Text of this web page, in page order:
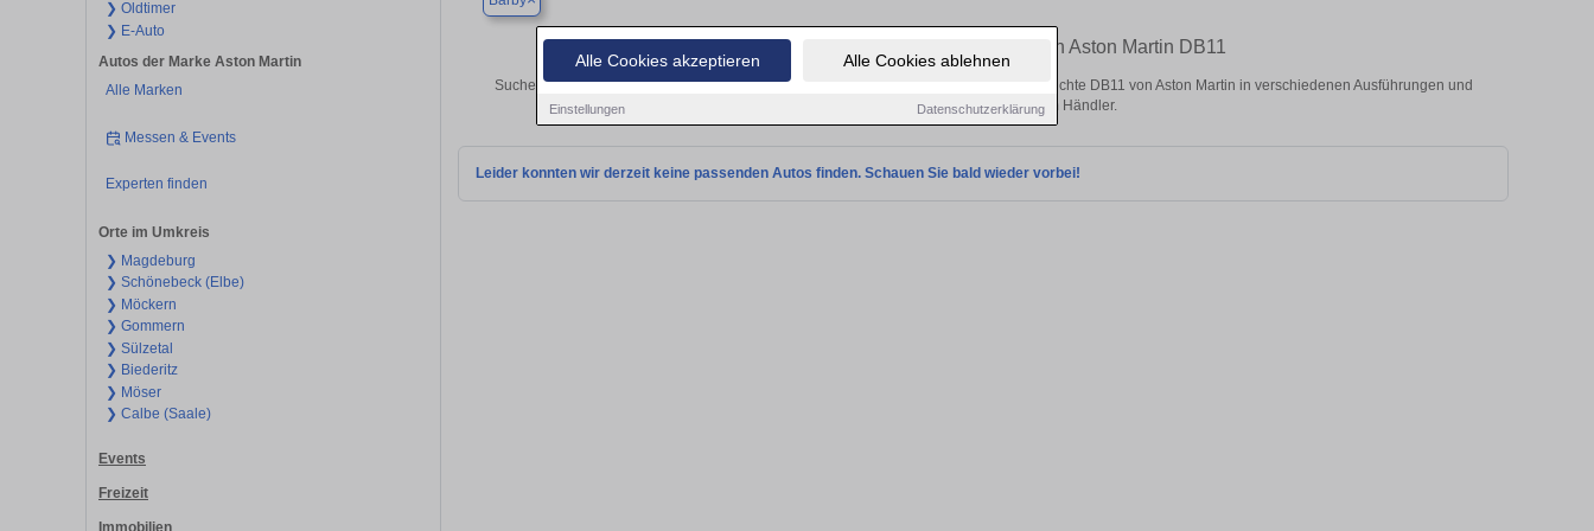
Alle Cookies akzeptieren Alle Cookies ablehnen
Einstellungen Datenschutzerklärung
❯ Oldtimer
❯ E-Auto
Autos der Marke Aston Martin
Alle Marken
Messen & Events
Experten finden
Orte im Umkreis
❯ Magdeburg
❯ Schönebeck (Elbe)
❯ Möckern
❯ Gommern
❯ Sülzetal
❯ Biederitz
❯ Möser
❯ Calbe (Saale)
Events
Freizeit
Immobilien
Finden Sie in Barby Ihren gebrauchten Aston Martin DB11
Suchen Sie in Barby einen Aston Martin DB11 Gebrauchtwagen? Entdecken Sie gebrauchte DB11 von Aston Martin in verschiedenen Ausführungen und
Preisklassen von privat und vom Händler.
Leider konnten wir derzeit keine passenden Autos finden. Schauen Sie bald wieder vorbei!